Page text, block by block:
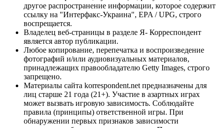
другое распространение информации, которое содержит
ссылку на "Интерфакс-Украина", EPA / UPG, строго
воспрещается.
Владелец веб-страницы в разделе Я- Корреспондент
является автор публикации.
Любое копирование, перепечатка и воспроизведение
фотографий и/или аудиовизуальных материалов,
принадлежащих правообладателю Getty Images, строго
запрещено.
Материалы сайта korrespondent.net предназначены для
лиц старше 21 года (21+). Участие в азартных играх
может вызвать игровую зависимость. Соблюдайте
правила (принципы) ответственной игры. При
обнаружении первых признаков зависимости